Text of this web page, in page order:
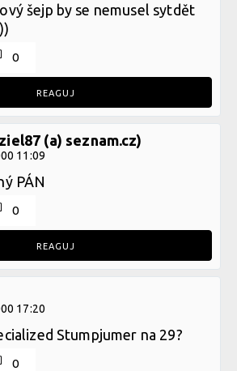
šejp by se nemusel sytdět
0
REAGUJ
(a) seznam.cz)
11:09
PÁN
0
REAGUJ
17:20
Stumpjumer na 29?
0